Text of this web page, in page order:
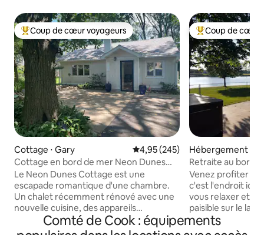
Coups de cœur voyageurs les plus appréciés
Coup de cœur voyageurs
Cottage ⋅ Gary Évaluation moyenne sur la
4,95 (245)
Cottage en bord de mer Neon Dunes
Vista
Le Neon Dunes Cottage est une
escapade romantique d'une chambre.
Un chalet récemment rénové avec une
nouvelle cuisine, des appareils
modernes et une nouvelle salle de bain,
le tout dans une maison lumineuse et
Coups de cœur
Coup de cœur
Hébergement ⋅
m
Retraite au bord
FirePit• Kayak•
Venez profiter de
c'est l'endroit
vous relaxer et
paisible sur le lac.
vous vous
que vous sirotiez
Comté de Cook : équipements